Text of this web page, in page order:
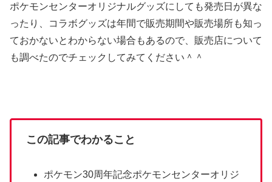
ポケモンセンターオリジナルグッズにしても発売日が異な
ったり、コラボグッズは年間で販売期間や販売場所も知っ
ておかないとわからない場合もあるので、販売店について
も調べたのでチェックしてみてください＾＾
この記事でわかること
ポケモン30周年記念ポケモンセンターオリジ